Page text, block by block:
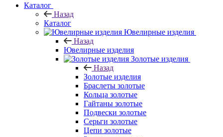
Каталог
Назад
Каталог
Ювелирные изделия
Назад
Ювелирные изделия
Золотые изделия
Назад
Золотые изделия
Браслеты золотые
Кольца золотые
Гайтаны золотые
Подвески золотые
Серьги золотые
Цепи золотые